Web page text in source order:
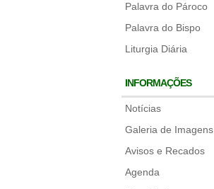
Palavra do Pároco
Palavra do Bispo
Liturgia Diária
INFORMAÇÕES
Notícias
Galeria de Imagens
Avisos e Recados
Agenda